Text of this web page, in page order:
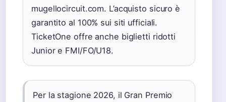
mugellocircuit.com. L’acquisto sicuro è
garantito al 100% sui siti ufficiali.
TicketOne offre anche biglietti ridotti
Junior e FMI/FO/U18.
Per la stagione 2026, il Gran Premio